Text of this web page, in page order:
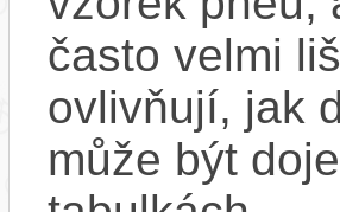
často velmi
ovlivňují, jak
může být